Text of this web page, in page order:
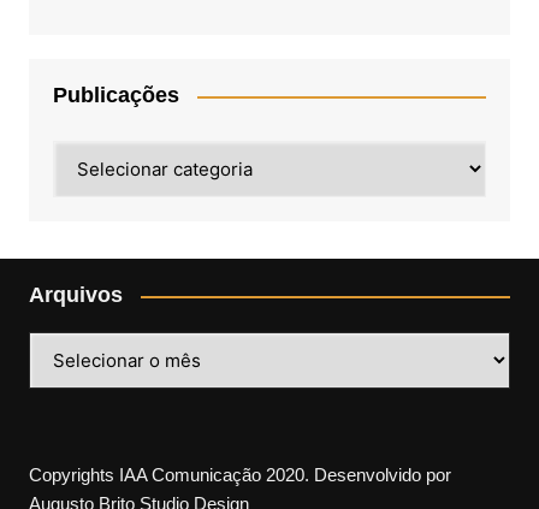
Publicações
Arquivos
Copyrights IAA Comunicação 2020. Desenvolvido por
Augusto Brito Studio Design